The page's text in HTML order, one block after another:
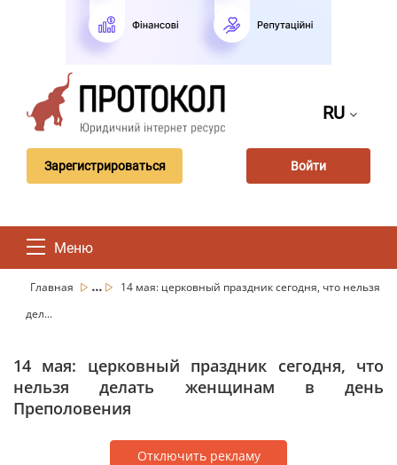
RU
Зарегистрироваться Войти
Меню
Главная ...
14 мая: церковный праздник сегодня, что нельзя
дел...
14 мая: церковный праздник сегодня, что
нельзя делать женщинам в день
Преполовения
Отключить рекламу